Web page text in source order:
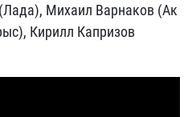
Михаил Варнаков (Ак
Кирилл Капризов